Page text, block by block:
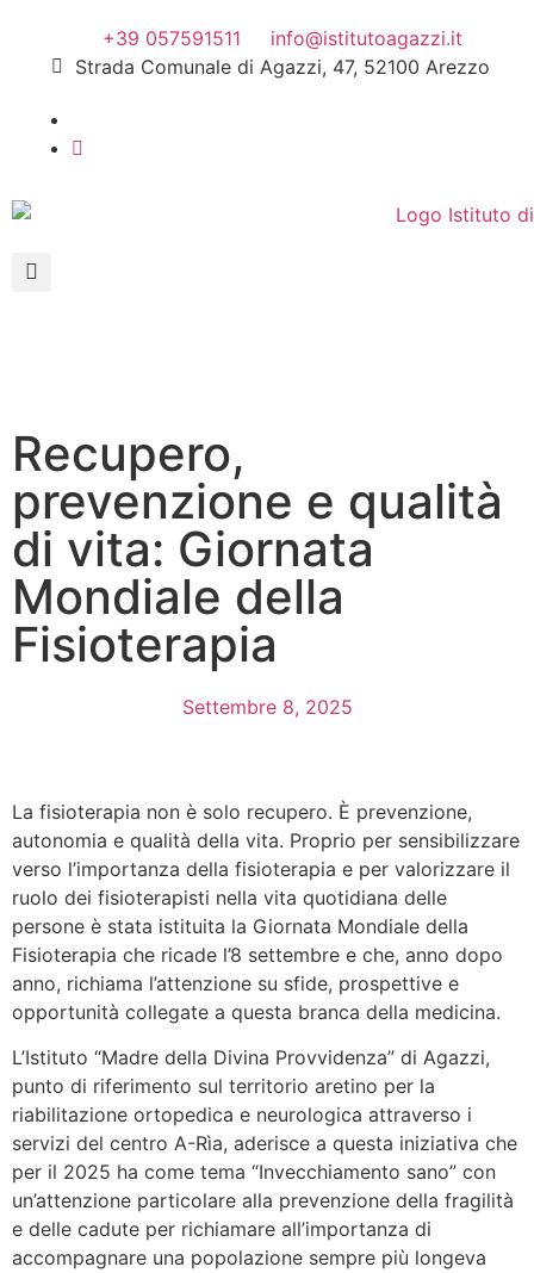
+39 057591511
info@istitutoagazzi.it
Strada Comunale di Agazzi, 47, 52100 Arezzo
Recupero,
prevenzione e qualità
di vita: Giornata
Mondiale della
Fisioterapia
Settembre 8, 2025
La fisioterapia non è solo recupero. È prevenzione,
autonomia e qualità della vita. Proprio per sensibilizzare
verso l’importanza della fisioterapia e per valorizzare il
ruolo dei fisioterapisti nella vita quotidiana delle
persone è stata istituita la Giornata Mondiale della
Fisioterapia che ricade l’8 settembre e che, anno dopo
anno, richiama l’attenzione su sfide, prospettive e
opportunità collegate a questa branca della medicina.
L’Istituto “Madre della Divina Provvidenza” di Agazzi,
punto di riferimento sul territorio aretino per la
riabilitazione ortopedica e neurologica attraverso i
servizi del centro A-Rìa, aderisce a questa iniziativa che
per il 2025 ha come tema “Invecchiamento sano” con
un’attenzione particolare alla prevenzione della fragilità
e delle cadute per richiamare all’importanza di
accompagnare una popolazione sempre più longeva